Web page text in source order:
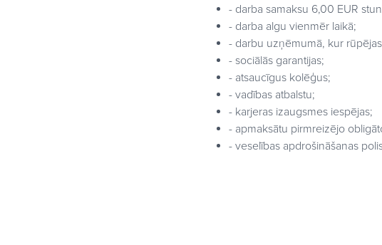
- darba samaksu 6,00 EUR
- darba algu vienmēr laikā;
- darbu uzņēmumā, kur
- sociālās garantijas;
- atsaucīgus kolēģus;
- vadības atbalstu;
- karjeras izaugsmes iespējas;
- apmaksātu pirmreizējo
- veselības apdrošināšanas